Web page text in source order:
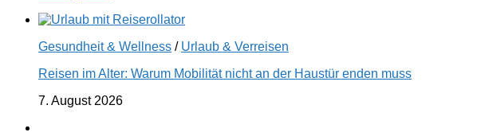
Gesundheit & Wellness / Urlaub & Verreisen
Reisen im Alter: Warum Mobilität nicht an der Haustür enden muss
7. August 2026